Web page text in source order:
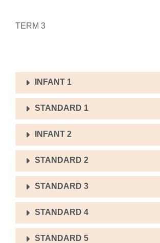
TERM 3
INFANT 1
STANDARD 1
INFANT 2
STANDARD 2
STANDARD 3
STANDARD 4
STANDARD 5